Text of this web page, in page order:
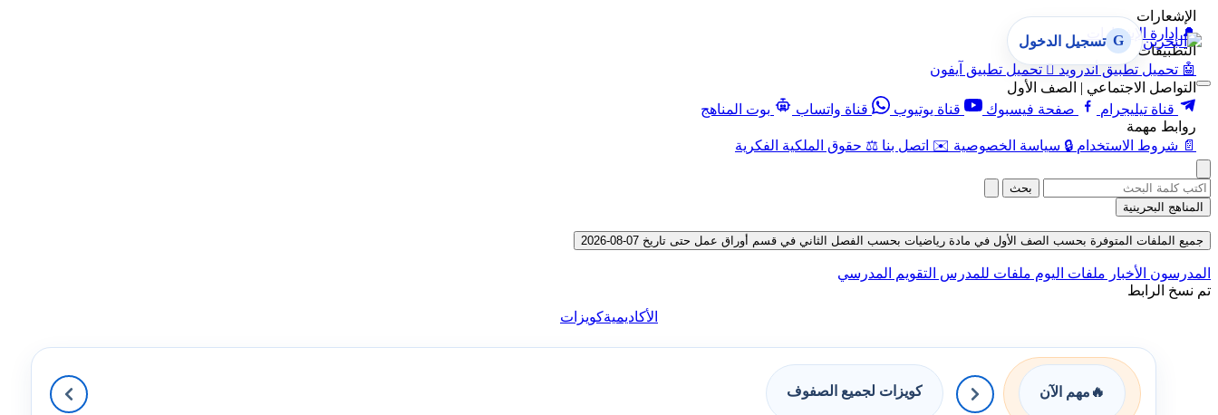
الإشعارات
🔔 إدارة الإشعارات
التطبيقات
🤖 تحميل تطبيق أندرويد  تحميل تطبيق آيفون
التواصل الاجتماعي | الصف الأول
قناة تيليجرام
صفحة فيسبوك قناة يوتيوب قناة واتساب
بوت المناهج
روابط مهمة
📄 شروط الاستخدام 🔒 سياسة الخصوصية ✉️ اتصل بنا ⚖️ حقوق الملكية الفكرية
G تسجيل الدخول
بحث
المناهج البحرينية
جميع الملفات المتوفرة بحسب الصف الأول في مادة رياضيات بحسب الفصل الثاني في قسم أوراق عمل حتى تاريخ 07-08-2026
المدرسون الأخبار ملفات اليوم ملفات للمدرس التقويم المدرسي
تم نسخ الرابط
الأكاديميةكويزات
🔥 مهم الآن كويزات لجميع الصفوف